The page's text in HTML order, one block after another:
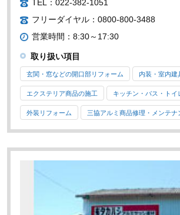
TEL：022-382-1051
フリーダイヤル：0800-800-3488
営業時間：8:30～17:30
取り扱い項目
玄関・窓などの開口部リフォーム 内装・室内建
エクステリア商品の施工 キッチン・バス・トイ
外装リフォーム 三協アルミ商品修理・メンテナ